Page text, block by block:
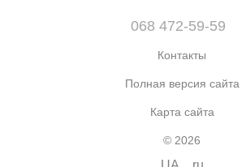
068 472-59-59
Контакты
Полная версия сайта
Карта сайта
© 2026